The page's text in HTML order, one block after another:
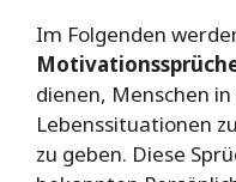
Im Folgenden
dienen, Menschen
Lebenssituationen
zu geben. Diese